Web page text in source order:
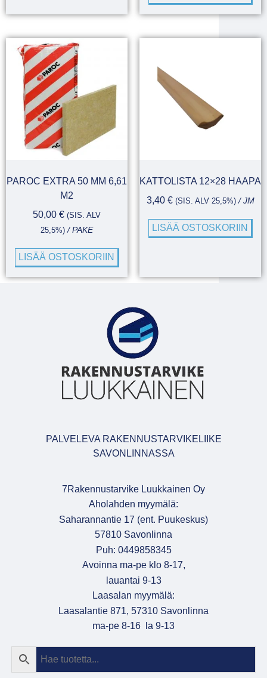
PAROC EXTRA 50 MM 6,61
M2
50,00 € (SIS. ALV
25,5%) / PAKE
LISÄÄ OSTOSKORIIN
KATTOLISTA 12×28 HAAPA
3,40 € (SIS. ALV 25,5%)/ JM
LISÄÄ OSTOSKORIIN
PALVELEVA RAKENNUSTARVIKELIIKE
SAVONLINNASSA
7Rakennustarvike Luukkainen Oy
Aholahden myymälä:
Saharannantie 17 (ent. Puukeskus)
57810 Savonlinna
Puh: 0449858345
Avoinna ma-pe klo 8-17,
lauantai 9-13
Laasalan myymälä:
Laasalantie 871, 57310 Savonlinna
ma-pe 8-16 la 9-13